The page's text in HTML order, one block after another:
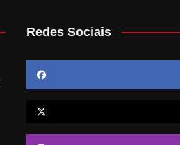
Redes Sociais